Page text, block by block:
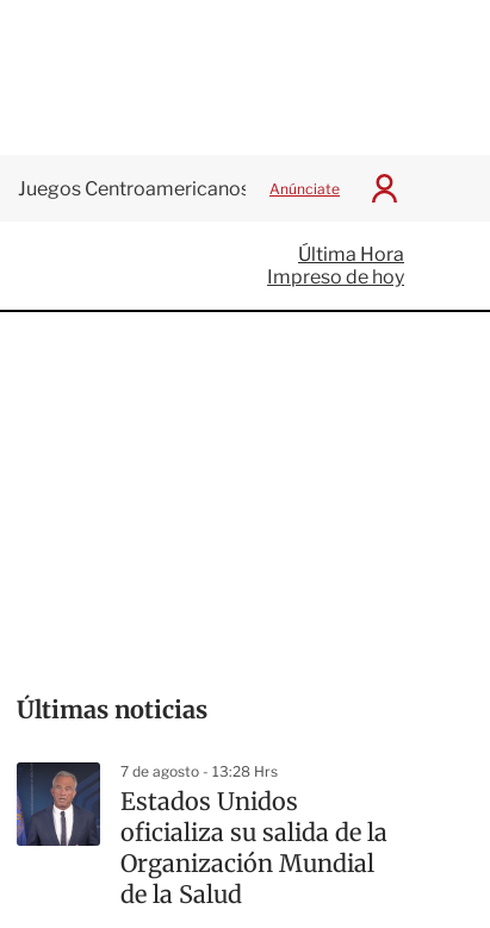
Juegos Centroamericanos Anúnciate
I
c
i
a
Última Hora
Impreso de hoy
Últimas noticias
7 de agosto - 13:28 Hrs
Estados Unidos
oficializa su salida de la
Organización Mundial
de la Salud